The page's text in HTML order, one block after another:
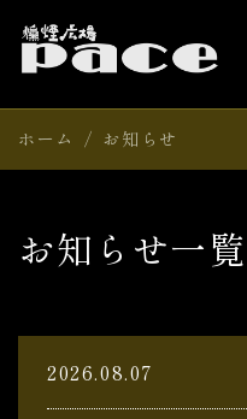
ホーム お知らせ
お知らせ一覧
2026.08.07